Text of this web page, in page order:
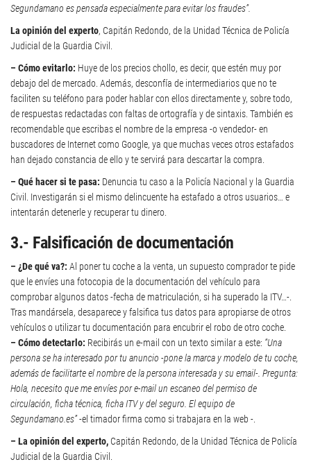
Segundamano es pensada especialmente para evitar los fraudes”.
La opinión del experto, Capitán Redondo, de la Unidad Técnica de Policía
Judicial de la Guardia Civil.
– Cómo evitarlo: Huye de los precios chollo, es decir, que estén muy por
debajo del de mercado. Además, desconfía de intermediarios que no te
faciliten su teléfono para poder hablar con ellos directamente y, sobre todo,
de respuestas redactadas con faltas de ortografía y de sintaxis. También es
recomendable que escribas el nombre de la empresa -o vendedor- en
buscadores de Internet como Google, ya que muchas veces otros estafados
han dejado constancia de ello y te servirá para descartar la compra.
– Qué hacer si te pasa: Denuncia tu caso a la Policía Nacional y la Guardia
Civil. Investigarán si el mismo delincuente ha estafado a otros usuarios… e
intentarán detenerle y recuperar tu dinero.
3.- Falsificación de documentación
– ¿De qué va?: Al poner tu coche a la venta, un supuesto comprador te pide
que le envíes una fotocopia de la documentación del vehículo para
comprobar algunos datos -fecha de matriculación, si ha superado la ITV…-.
Tras mandársela, desaparece y falsifica tus datos para apropiarse de otros
vehículos o utilizar tu documentación para encubrir el robo de otro coche.
– Cómo detectarlo: Recibirás un e-mail con un texto similar a este: “Una
persona se ha interesado por tu anuncio -pone la marca y modelo de tu coche,
además de facilitarte el nombre de la persona interesada y su email-. Pregunta:
Hola, necesito que me envíes por e-mail un escaneo del permiso de
circulación, ficha técnica, ficha ITV y del seguro. El equipo de
Segundamano.es”-el timador firma como si trabajara en la web -.
– La opinión del experto, Capitán Redondo, de la Unidad Técnica de Policía
Judicial de la Guardia Civil.